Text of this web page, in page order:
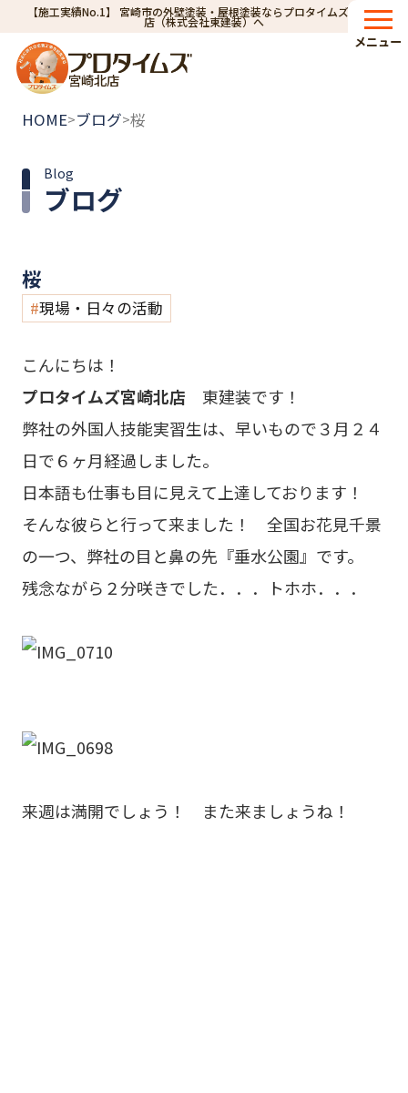
【施工実績No.1】 宮崎市の外壁塗装・屋根塗装ならプロタイムズ宮崎北
店（株式会社東建装）へ
宮崎北店
メニュー
HOME>ブログ>桜
ブログ
Blog
桜
現場・日々の活動
こんにちは！
プロタイムズ宮崎北店 東建装です！
弊社の外国人技能実習生は、早いもので３月２４
日で６ヶ月経過しました。
日本語も仕事も目に見えて上達しております！
そんな彼らと行って来ました！ 全国お花見千景
の一つ、弊社の目と鼻の先『垂水公園』です。
残念ながら２分咲きでした．．．トホホ．．．
来週は満開でしょう！ また来ましょうね！